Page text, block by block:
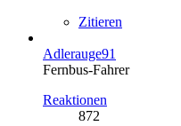
Zitieren
Adlerauge91
Fernbus-Fahrer
Reaktionen
872